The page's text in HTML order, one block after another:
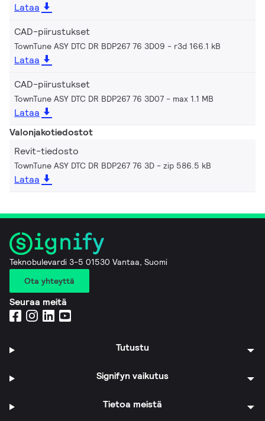
Lataa
CAD-piirustukset
TownTune ASY DTC DR BDP267 76 3D09 r3d 166.1 kB
Lataa
CAD-piirustukset
TownTune ASY DTC DR BDP267 76 3D07 max 1.1 MB
Lataa
Valonjakotiedostot
Revit-tiedosto
TownTune ASY DTC DR BDP267 76 3D zip 586.5 kB
Lataa
Teknobulevardi 3-5 01530 Vantaa, Suomi
Ota yhteyttä
Seuraa meitä
Tutustu
Signifyn vaikutus
Tietoa meistä